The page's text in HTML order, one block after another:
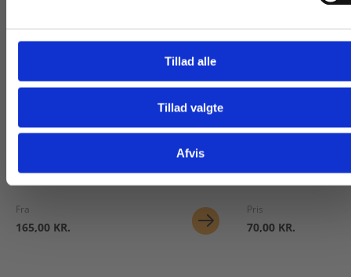
Tillad alle
Tillad valgte
Afvis
Hverdagens matematik
Fra
165,00 KR.
Fagpakke til
Pris
70,00 KR.
Gå til praxisOnline